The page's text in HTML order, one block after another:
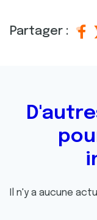
Partager :
Il n'y a aucune